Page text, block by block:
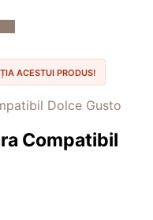
ACESTUI PRODUS!
Compatibil